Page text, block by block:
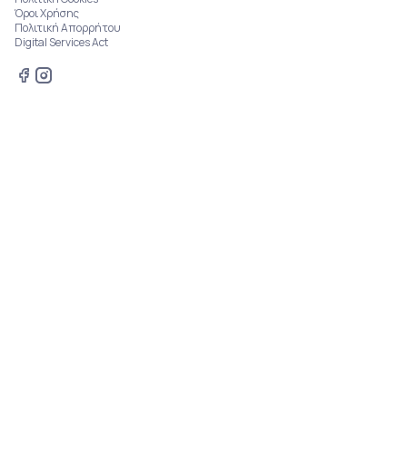
Όροι Χρήσης
Πολιτική Απορρήτου
Digital Services Act